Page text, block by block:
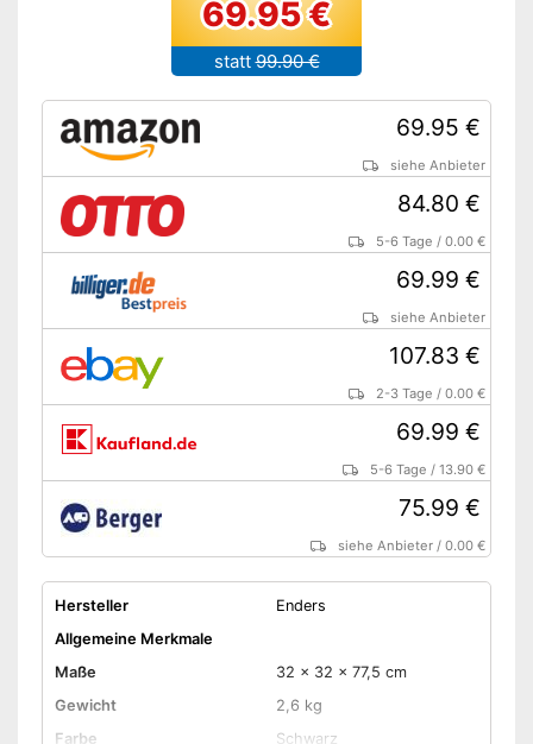
69.95 €
statt 99.90 €
69.95 €
siehe Anbieter
84.80 €
5-6 Tage /0.00 €
69.99 €
siehe Anbieter
107.83 €
2-3 Tage /0.00 €
69.99 €
5-6 Tage /13.90 €
75.99 €
siehe Anbieter /0.00 €
Hersteller
Enders
Allgemeine Merkmale
Maße
32 x 32 x 77,5 cm
Gewicht
2,6 kg
Farbe
Schwarz